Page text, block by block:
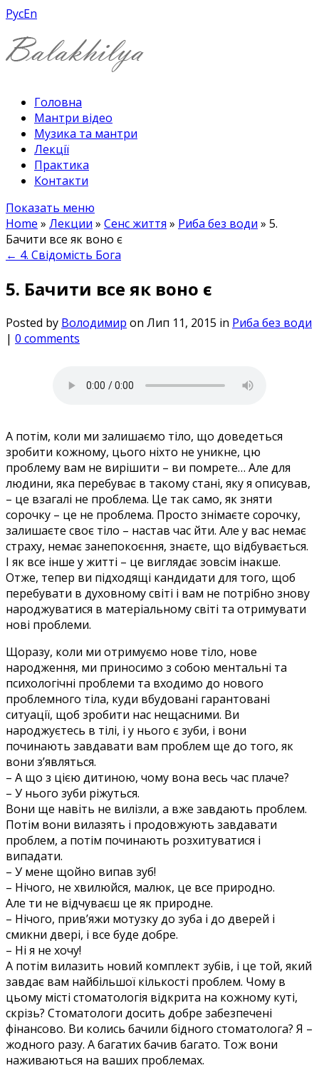
РусEn
Головна
Мантри відео
Музика та мантри
Лекції
Практика
Контакти
Показать меню
Home » Лекции » Сенс життя » Риба без води » 5.
Бачити все як воно є
← 4. Свідомість Бога
5. Бачити все як воно є
Posted by Володимир on Лип 11, 2015 in Риба без води
| 0 comments
А потім, коли ми залишаємо тіло, що доведеться
зробити кожному, цього ніхто не уникне, цю
проблему вам не вирішити – ви помрете… Але для
людини, яка перебуває в такому стані, яку я описував,
– це взагалі не проблема. Це так само, як зняти
сорочку – це не проблема. Просто знімаєте сорочку,
залишаєте своє тіло – настав час йти. Але у вас немає
страху, немає занепокоєння, знаєте, що відбувається.
І як все інше у житті – це виглядає зовсім інакше.
Отже, тепер ви підходящі кандидати для того, щоб
перебувати в духовному світі і вам не потрібно знову
народжуватися в матеріальному світі та отримувати
нові проблеми.
Щоразу, коли ми отримуємо нове тіло, нове
народження, ми приносимо з собою ментальні та
психологічні проблеми та входимо до нового
проблемного тіла, куди вбудовані гарантовані
ситуації, щоб зробити нас нещасними. Ви
народжуєтесь в тілі, і у нього є зуби, і вони
починають завдавати вам проблем ще до того, як
вони з’являться.
– А що з цією дитиною, чому вона весь час плаче?
– У нього зуби ріжуться.
Вони ще навіть не вилізли, а вже завдають проблем.
Потім вони вилазять і продовжують завдавати
проблем, а потім починають розхитуватися і
випадати.
– У мене щойно випав зуб!
– Нічого, не хвилюйся, малюк, це все природно.
Але ти не відчуваєш це як природне.
– Нічого, прив’яжи мотузку до зуба і до дверей і
смикни двері, і все буде добре.
– Ні я не хочу!
А потім вилазить новий комплект зубів, і це той, який
завдає вам найбільшої кількості проблем. Чому в
цьому місті стоматологія відкрита на кожному куті,
скрізь? Стоматологи досить добре забезпечені
фінансово. Ви колись бачили бідного стоматолога? Я –
жодного разу. А багатих бачив багато. Тож вони
наживаються на ваших проблемах.